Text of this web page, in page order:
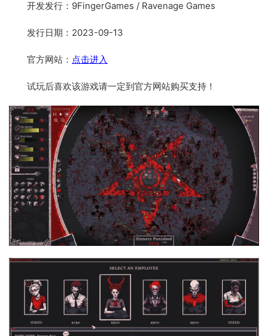
开发发行：9FingerGames / Ravenage Games
发行日期：2023-09-13
官方网站： 点击进入
试玩后喜欢该游戏请一定到官方网站购买支持！